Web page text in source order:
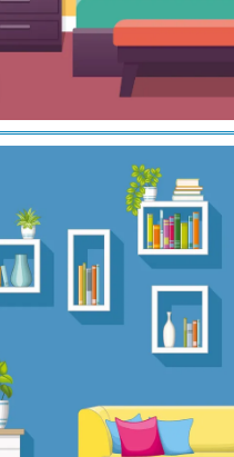
maradaisy/Shutterstock